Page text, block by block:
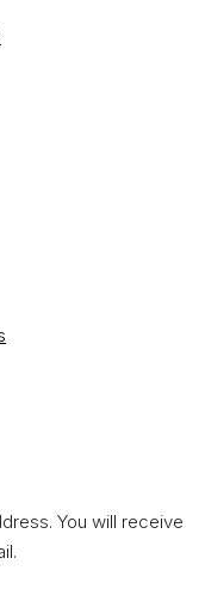
You will receive